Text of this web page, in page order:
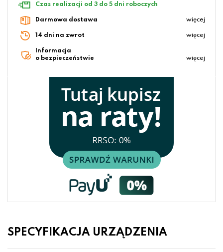
Czas realizacji od 3 do 5 dni roboczych
Darmowa dostawa więcej
14 dni na zwrot więcej
Informacja
o bezpieczeństwie
więcej
SPECYFIKACJA URZĄDZENIA